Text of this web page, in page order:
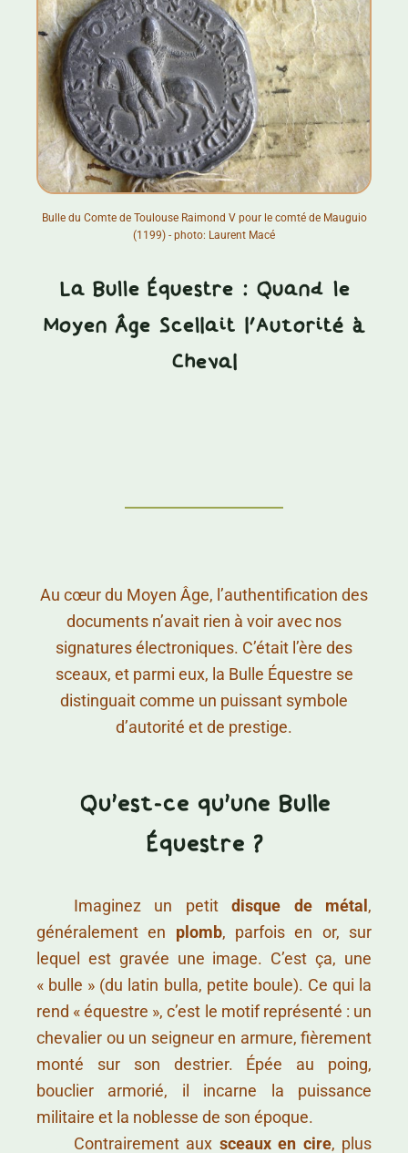
La Bulle Équestre : Quand le
Moyen Âge Scellait l’Autorité à
Cheval
Bulle du Comte de Toulouse Raimond V pour le comté de Mauguio
(1199) - photo: Laurent Macé
Au cœur du Moyen Âge, l’authentification des
documents n’avait rien à voir avec nos
signatures électroniques. C’était l’ère des
sceaux, et parmi eux, la Bulle Équestre se
distinguait comme un puissant symbole
d’autorité et de prestige.
Qu'est-ce qu'une Bulle
Équestre ?
Imaginez un petitdisque de métal,
généralement en plomb, parfois en or, sur
lequel est gravée une image. C’est ça, une
« bulle » (du latin bulla, petite boule). Ce qui la
rend « équestre », c’est le motif représenté : un
chevalier ou un seigneur en armure, fièrement
monté sur son destrier. Épée au poing,
bouclier armorié, il incarne la puissance
militaire et la noblesse de son époque.
Contrairement aux sceaux en cire, plus